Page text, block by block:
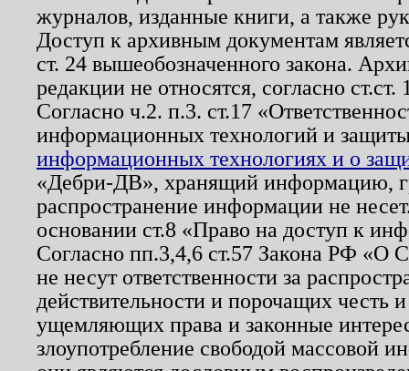
журналов, изданные книги, а также
Доступ к архивным документам
ст. 24 вышеобозначенного закона.
редакции не относятся, согласно
Согласно ч.2. п.3. ст.17
информационных технологий и
информационных технологиях и о
«Дебри-ДВ», хранящий информацию,
распространение информации не
основании ст.8 «Право на доступ к
Согласно пп.3,4,6 ст.57 Закона РФ «О
не несут ответственности за
действительности и порочащих честь
ущемляющих права и законные
злоупотребление свободой массовой